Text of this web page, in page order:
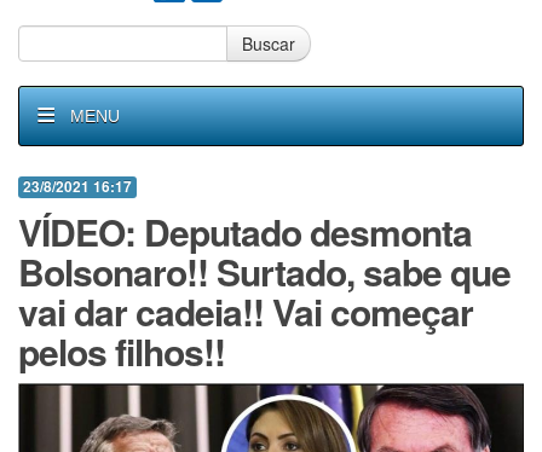
Buscar
MENU
23/8/2021 16:17
VÍDEO: Deputado desmonta
Bolsonaro!! Surtado, sabe que
vai dar cadeia!! Vai começar
pelos filhos!!